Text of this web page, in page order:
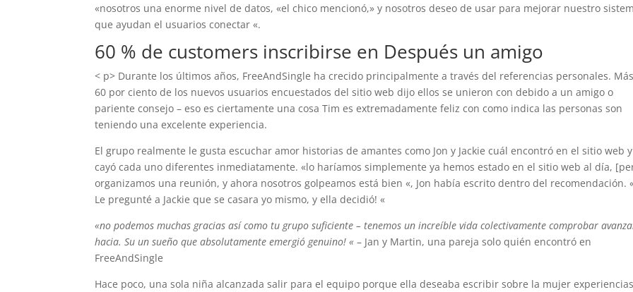
«nosotros una enorme nivel de datos, «el chico mencionó,» y nosotros deseo de usar para mejorar nuestro
que ayudan el usuarios conectar «.
60 % de customers inscribirse en Después un amigo
< p> Durante los últimos años, FreeAndSingle ha crecido principalmente a través del referencias personales.
60 por ciento de los nuevos usuarios encuestados del sitio web dijo ellos se unieron con debido a un amigo o
pariente consejo – eso es ciertamente una cosa Tim es extremadamente feliz con como indica las personas son
teniendo una excelente experiencia.
El grupo realmente le gusta escuchar amor historias de amantes como Jon y Jackie cuál encontró en el sitio web y
cayó cada uno diferentes inmediatamente. «lo haríamos simplemente ya hemos estado en el sitio web al día,
organizamos una reunión, y ahora nosotros golpeamos está bien «, Jon había escrito dentro del recomendación.
Le pregunté a Jackie que se casara yo mismo, y ella decidió! «
«no podemos muchas gracias así como tu grupo suficiente – tenemos un increíble vida colectivamente comprobar
hacia. Su un sueño que absolutamente emergió genuino! « – Jan y Martin, una pareja solo quién encontró en
FreeAndSingle
Hace poco, una sola niña alcanzada salir para el equipo porque ella deseaba escribir sobre la mujer